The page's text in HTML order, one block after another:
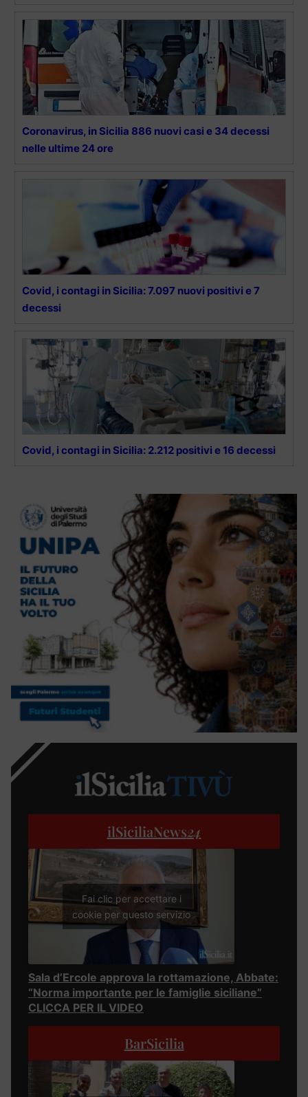
Coronavirus, in Sicilia 886 nuovi casi e 34 decessi
nelle ultime 24 ore
Covid, i contagi in Sicilia: 7.097 nuovi positivi e 7
decessi
Covid, i contagi in Sicilia: 2.212 positivi e 16 decessi
ilSiciliaNews24
Fai clic per accettare i
cookie per questo servizio
Sala d’Ercole approva la rottamazione, Abbate:
“Norma importante per le famiglie siciliane”
CLICCA PER IL VIDEO
BarSicilia